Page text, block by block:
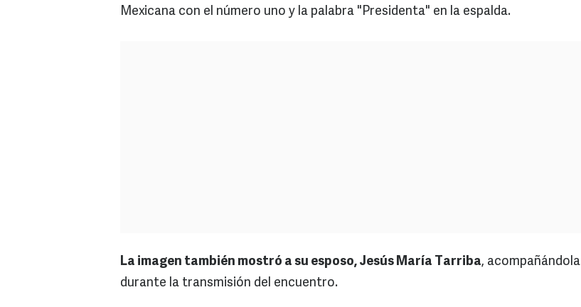
Mexicana con el número uno y la palabra "Presidenta" en la espalda.
La imagen también mostró a su esposo, Jesús María Tarriba, acompañándola
durante la transmisión del encuentro.